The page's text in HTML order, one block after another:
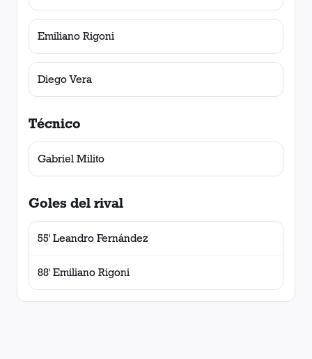
Emiliano Rigoni
Diego Vera
Técnico
Gabriel Milito
Goles del rival
55' Leandro Fernández
88' Emiliano Rigoni